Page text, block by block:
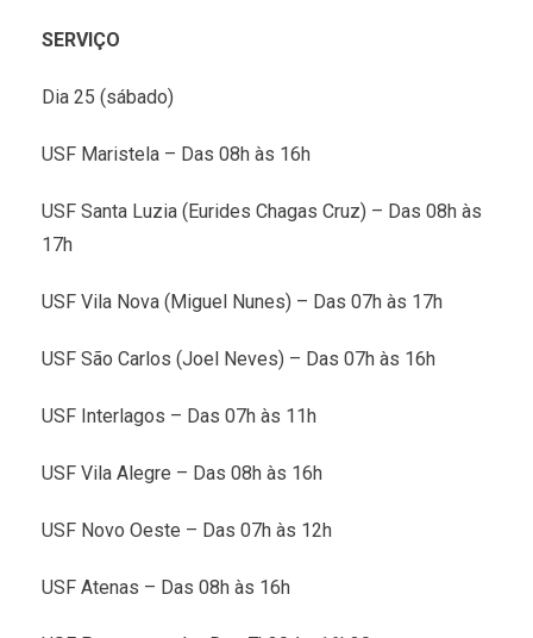
SERVIÇO
Dia 25 (sábado)
USF Maristela – Das 08h às 16h
USF Santa Luzia (Eurides Chagas Cruz) – Das 08h às
17h
USF Vila Nova (Miguel Nunes) – Das 07h às 17h
USF São Carlos (Joel Neves) – Das 07h às 16h
USF Interlagos – Das 07h às 11h
USF Vila Alegre – Das 08h às 16h
USF Novo Oeste – Das 07h às 12h
USF Atenas – Das 08h às 16h